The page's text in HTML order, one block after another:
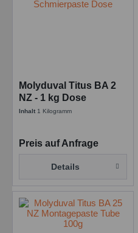
Molyduval Titus BA 2
NZ - 1 kg Dose
Montagepasten zur
Inhalt 1 Kilogramm
Preis auf Anfrage
Details